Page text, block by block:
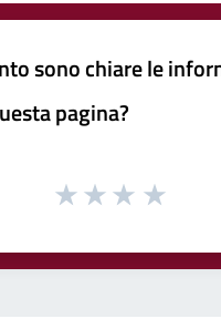
sono chiare le
pagina?